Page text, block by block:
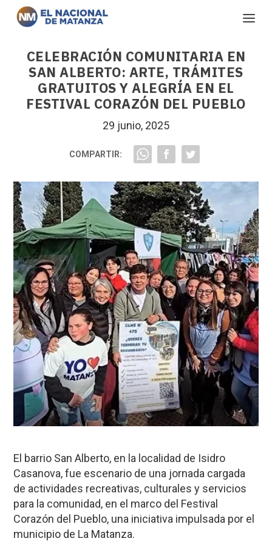
CELEBRACIÓN COMUNITARIA EN
SAN ALBERTO: ARTE, TRÁMITES
GRATUITOS Y ALEGRÍA EN EL
FESTIVAL CORAZÓN DEL PUEBLO
29 junio, 2025
COMPARTIR:
El barrio San Alberto, en la localidad de Isidro
Casanova, fue escenario de una jornada cargada
de actividades recreativas, culturales y servicios
para la comunidad, en el marco del Festival
Corazón del Pueblo, una iniciativa impulsada por el
municipio de La Matanza.